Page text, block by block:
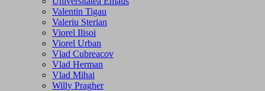
Valentin Tigau
Valeriu Sterian
Viorel Ilisoi
Viorel Urban
Vlad Cubreacov
Vlad Herman
Vlad Mihai
Willy Pragher